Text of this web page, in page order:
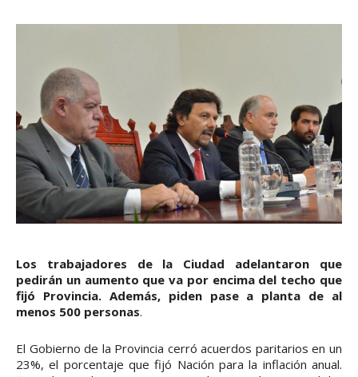
Los trabajadores de la Ciudad adelantaron que
pedirán un aumento que va por encima del techo que
fijó Provincia. Además, piden pase a planta de al
menos 500 personas.
El Gobierno de la Provincia cerró acuerdos paritarios en un
23%, el porcentaje que fijó Nación para la inflación anual.